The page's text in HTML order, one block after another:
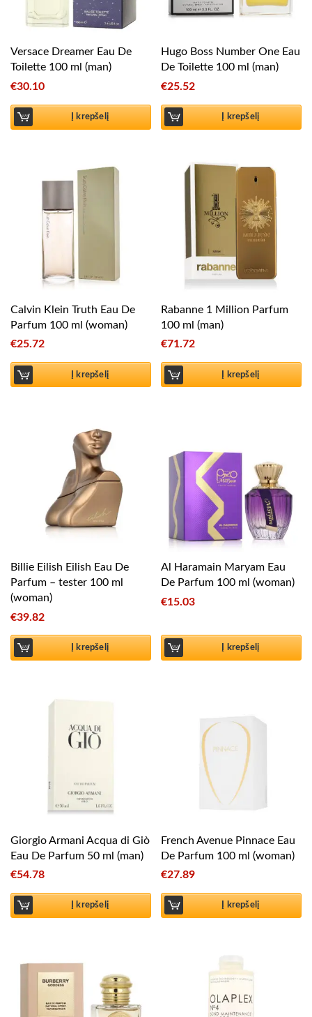
Versace Dreamer Eau De
Toilette 100 ml (man)
€30.10
Į krepšelį
Hugo Boss Number One Eau
De Toilette 100 ml (man)
€25.52
Į krepšelį
Calvin Klein Truth Eau De
Parfum 100 ml (woman)
€25.72
Į krepšelį
Rabanne 1 Million Parfum
100 ml (man)
€71.72
Į krepšelį
Billie Eilish Eilish Eau De
Parfum – tester 100 ml
(woman)
€39.82
Į krepšelį
Al Haramain Maryam Eau
De Parfum 100 ml (woman)
€15.03
Į krepšelį
Giorgio Armani Acqua di Giò
Eau De Parfum 50 ml (man)
€54.78
Į krepšelį
French Avenue Pinnace Eau
De Parfum 100 ml (woman)
€27.89
Į krepšelį